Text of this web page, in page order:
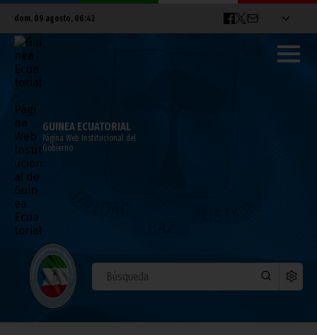
dom. 09 agosto, 06:42
GUINEA ECUATORIAL
Página Web Institucional del
Gobierno
El Presidente Obiang habla de los
actuales conflictos de África con ocasión
de la Apertura del Parlamento
marzo 17, 2011
Noticias Presidencia